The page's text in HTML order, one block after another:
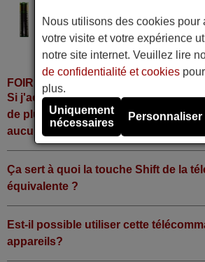
Pile alcaline type AAA LR06
dans la grande majorité de
FOIRE AUX QUESTIONS
Si j'achète la télécommande, dois-je
de plus ou fonctionne-t-elle
aucun code?
Ça sert à quoi la touche Shift de la
équivalente ?
Est-il possible utiliser cette
appareils?
Nous utilisons des cookies pour
votre visite et votre expérience
notre site internet. Veuillez lire
de confidentialité et cookies
plus.
Uniquement
nécessaires
Personnaliser